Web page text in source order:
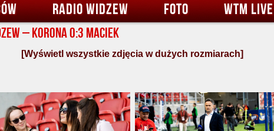
RADIO WIDZEW FOTO WTM LIVE
– Korona 0:3 Maciek
[Wyświetl wszystkie zdjęcia w dużych rozmiarach]